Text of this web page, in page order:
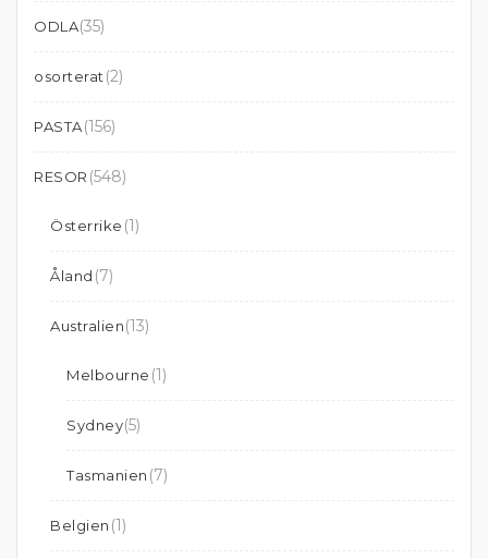
ODLA(35)
osorterat (2)
PASTA(156)
RESOR (548)
Österrike (1)
Åland (7)
Australien(13)
Melbourne (1)
Sydney(5)
Tasmanien (7)
Belgien (1)